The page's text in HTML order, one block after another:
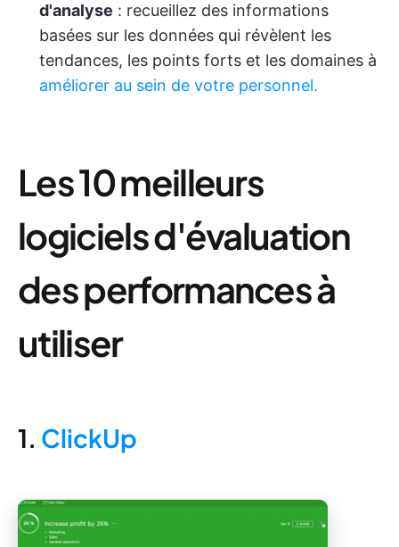
d'analyse : recueillez des informations
basées sur les données qui révèlent les
tendances, les points forts et les domaines à
améliorer au sein de votre personnel.
Les 10 meilleurs
logiciels d'évaluation
des performances à
utiliser
1. ClickUp